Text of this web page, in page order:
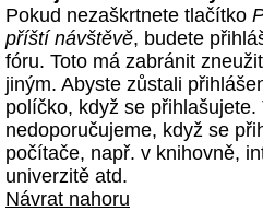
Pokud nezaškrtnete tlačítko
příští návštěvě, budete
fóru. Toto má zabránit
jiným. Abyste zůstali
políčko, když se přihlašujete.
nedoporučujeme, když se
počítače, např. v knihovně,
univerzitě atd.
Návrat nahoru